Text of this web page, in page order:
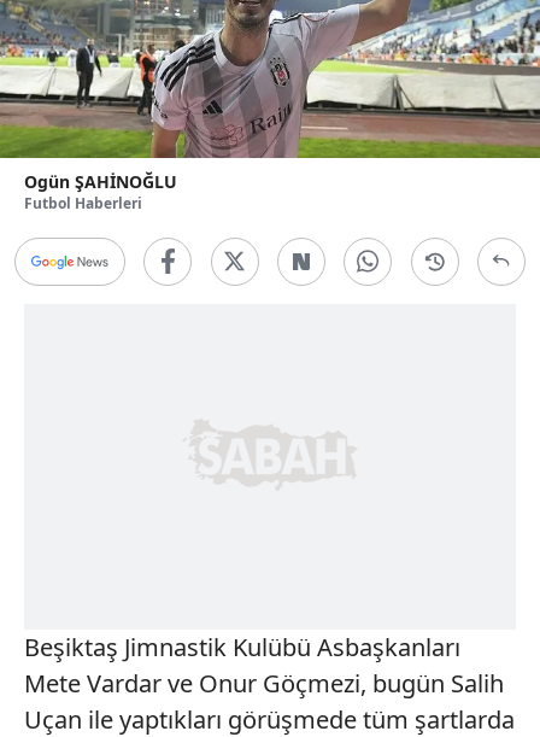
Ogün ŞAHİNOĞLU
Futbol Haberleri
Beşiktaş Jimnastik Kulübü Asbaşkanları
Mete Vardar ve Onur Göçmezi, bugün Salih
Uçan ile yaptıkları görüşmede tüm şartlarda